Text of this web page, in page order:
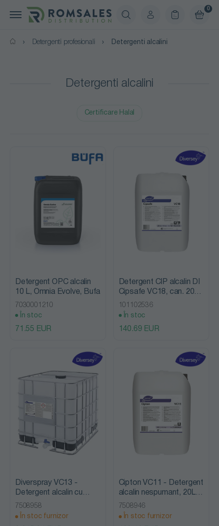
0
Detergenti profesionali Detergenti alcalini
Detergenti alcalini
Certificare Halal
Detergent OPC alcalin
10 L, Omnia Evolve, Bufa
7030001210
În stoc
71.55 EUR
Detergent CIP alcalin DI
Cipsafe VC18, can. 20L,
Diversey
101102536
În stoc
140.69 EUR
Diverspray VC13 -
Detergent alcalin cu
spumare redusa, 900L,
Diversey
7508958
În stoc furnizor
Cipton VC11 - Detergent
alcalin nespumant, 20L,
Diversey
7508946
În stoc furnizor